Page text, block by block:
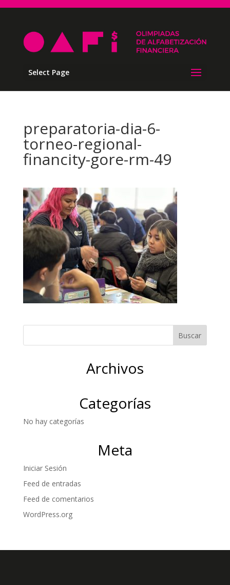
Select Page
preparatoria-dia-6-
torneo-regional-
financity-gore-rm-49
Archivos
Categorías
No hay categorías
Meta
Iniciar Sesión
Feed de entradas
Feed de comentarios
WordPress.org